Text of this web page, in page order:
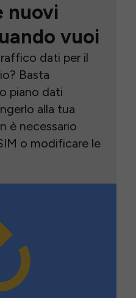
nuovi
vuoi
dati per il
Basta
piano dati
alla tua
è necessario
o modificare le